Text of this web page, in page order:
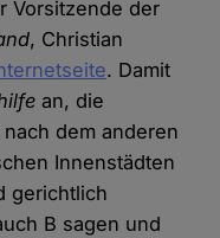
Vorsitzende der
, Christian
. Damit
an, die
dem anderen
Innenstädten
gerichtlich
B sagen und